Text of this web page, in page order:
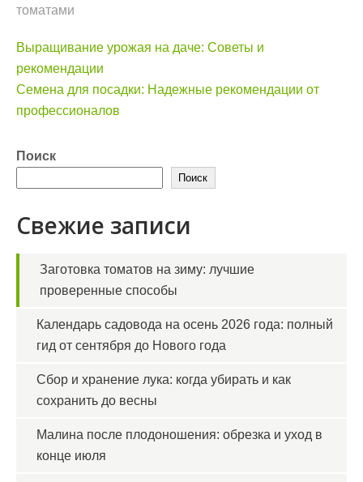
томатами
Навигация
по
записям
Выращивание урожая на даче: Советы и
рекомендации
Семена для посадки: Надежные рекомендации от
профессионалов
Поиск
Поиск
Свежие записи
Заготовка томатов на зиму: лучшие
проверенные способы
Календарь садовода на осень 2026 года: полный
гид от сентября до Нового года
Сбор и хранение лука: когда убирать и как
сохранить до весны
Малина после плодоношения: обрезка и уход в
конце июля